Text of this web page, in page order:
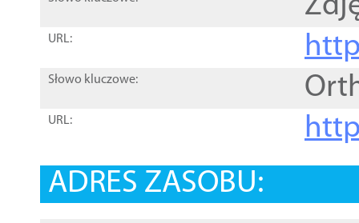
URL:
Słowo kluczowe:
URL:
ADRES ZASOBU: